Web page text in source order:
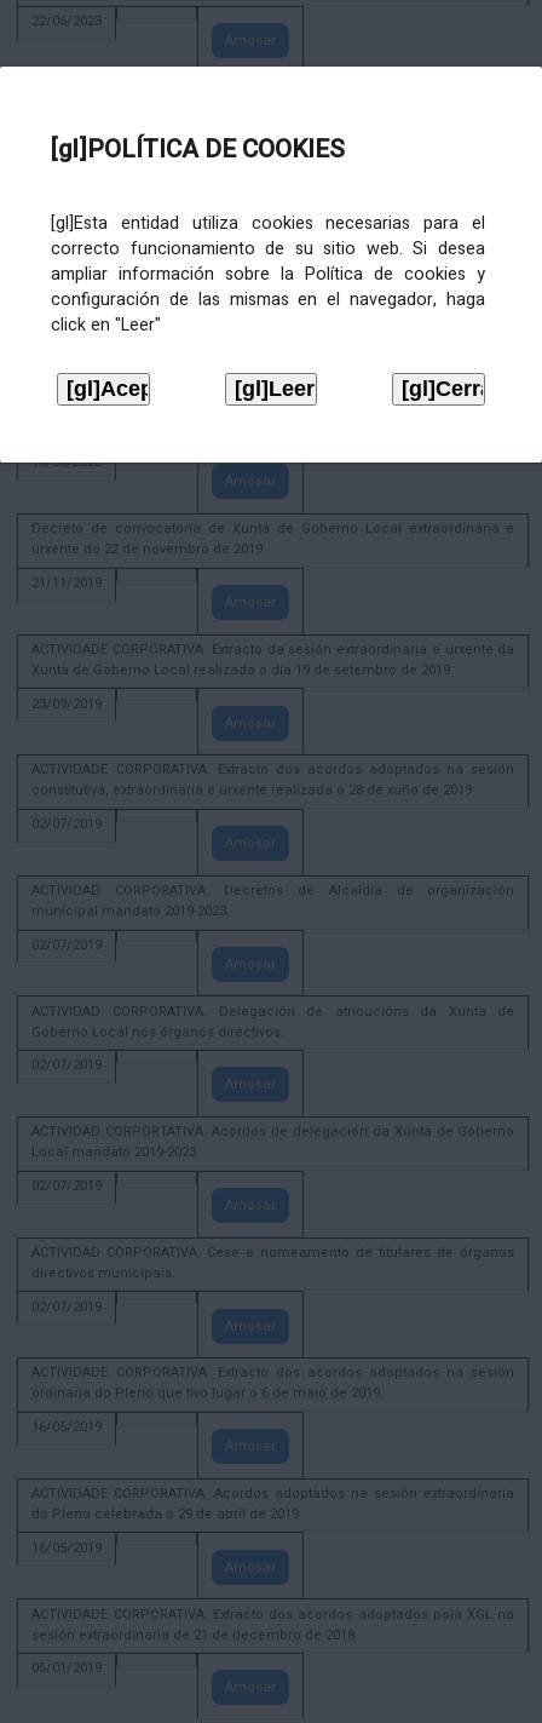
[gl]POLÍTICA DE COOKIES
[gl]Esta entidad utiliza cookies necesarias para el
correcto funcionamiento de su sitio web. Si desea
ampliar información sobre la Política de cookies y
configuración de las mismas en el navegador, haga
click en "Leer"
22/06/2023
Amosar
Amosar
28/12/2020
Amosar
ACTIVIDADE CORPORATIVA. Extracto do Pleno ordinario de data 2.7.2020
ACTIVIDADE CORPORATIVA. Extracto da Xunta de Goberno Local de 17 de
18/06/2020
Amosar
Decreto de convocatoria de Xunta de Goberno Local extraordinaria e
urxente do 22 de novembro de 2019
21/11/2019
Amosar
ACTIVIDADE CORPORATIVA. Extracto da sesión extraordinaria e urxente da
Xunta de Goberno Local realizada o día 19 de setembro de 2019
23/09/2019
Amosar
ACTIVIDADE CORPORATIVA. Extracto dos acordos adoptados na sesión
constitutiva, extraordinaria e urxente realizada o 28 de xuño de 2019
02/07/2019
Amosar
ACTIVIDAD CORPORATIVA. Decretos de Alcaldía de organización
municipal mandato 2019-2023.
02/07/2019
Amosar
ACTIVIDAD CORPORATIVA. Delegación de atricucións da Xunta de
Goberno Local nos órganos directivos.
02/07/2019
Amosar
ACTIVIDAD CORPORTATIVA. Acordos de delegación da Xunta de Goberno
Local mandato 2019-2023
02/07/2019
Amosar
ACTIVIDAD CORPORATIVA. Cese e nomeamento de titulares de órganos
directivos municipais.
02/07/2019
Amosar
ACTIVIDADE CORPORATIVA. Extracto dos acordos adoptados na sesión
ordinaria do Pleno que tivo lugar o 6 de maio de 2019.
16/05/2019
Amosar
ACTIVIDADE CORPORATIVA. Acordos adoptados na sesión extraordinaria
do Pleno celebrada o 29 de abril de 2019
16/05/2019
Amosar
ACTIVIDADE CORPORATIVA. Extracto dos acordos adoptados pola XGL na
sesión extraordinaria de 21 de decembro de 2018.
05/01/2019
Amosar